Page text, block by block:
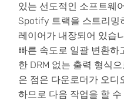
있는 선도적인 소프트웨
Spotify 트랙을 스트리밍
레이어가 내장되어 있습
빠른 속도로 일괄 변환하
한 DRM 없는 출력 형식
은 점은 다운로더가 오디
하므로 다음 작업을 할